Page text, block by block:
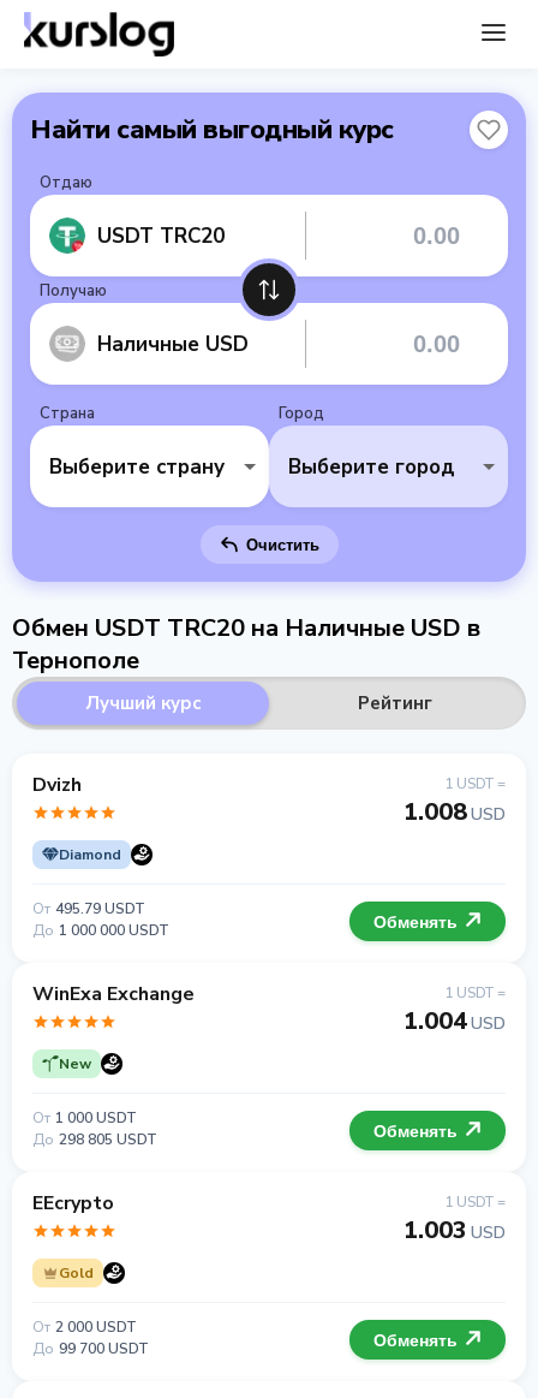
Найти самый выгодный курс
Отдаю
USDT TRC20
Получаю
Наличные USD
Страна
Выберите страну
Город
Выберите город
Очистить
Обмен USDT TRC20 на Наличные USD в
Тернополе
Лучший курс Рейтинг
Dvizh
Diamond
1 USDT =
1.008USD
От 495.79 USDT
До 1 000 000 USDT Обменять
WinExa Exchange
New
1 USDT =
1.004USD
От 1 000 USDT
До 298 805 USDT Обменять
EEcrypto
Gold
1 USDT =
1.003 USD
От 2 000 USDT
До 99 700 USDT Обменять